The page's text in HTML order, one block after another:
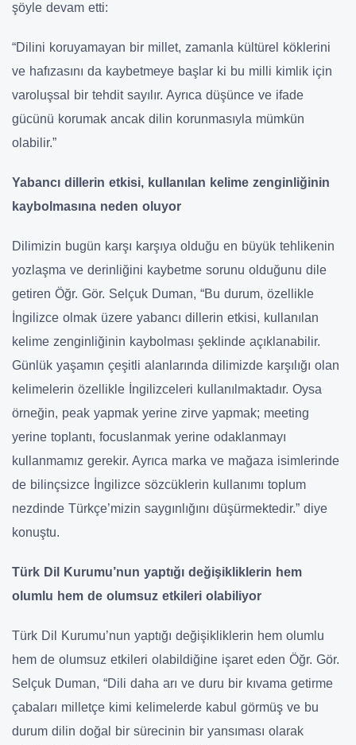
şöyle devam etti:
“Dilini koruyamayan bir millet, zamanla kültürel köklerini
ve hafızasını da kaybetmeye başlar ki bu milli kimlik için
varoluşsal bir tehdit sayılır. Ayrıca düşünce ve ifade
gücünü korumak ancak dilin korunmasıyla mümkün
olabilir.”
Yabancı dillerin etkisi, kullanılan kelime zenginliğinin
kaybolmasına neden oluyor
Dilimizin bugün karşı karşıya olduğu en büyük tehlikenin
yozlaşma ve derinliğini kaybetme sorunu olduğunu dile
getiren Öğr. Gör. Selçuk Duman, “Bu durum, özellikle
İngilizce olmak üzere yabancı dillerin etkisi, kullanılan
kelime zenginliğinin kaybolması şeklinde açıklanabilir.
Günlük yaşamın çeşitli alanlarında dilimizde karşılığı olan
kelimelerin özellikle İngilizceleri kullanılmaktadır. Oysa
örneğin, peak yapmak yerine zirve yapmak; meeting
yerine toplantı, focuslanmak yerine odaklanmayı
kullanmamız gerekir. Ayrıca marka ve mağaza isimlerinde
de bilinçsizce İngilizce sözcüklerin kullanımı toplum
nezdinde Türkçe’mizin saygınlığını düşürmektedir.” diye
konuştu.
Türk Dil Kurumu’nun yaptığı değişikliklerin hem
olumlu hem de olumsuz etkileri olabiliyor
Türk Dil Kurumu’nun yaptığı değişikliklerin hem olumlu
hem de olumsuz etkileri olabildiğine işaret eden Öğr. Gör.
Selçuk Duman, “Dili daha arı ve duru bir kıvama getirme
çabaları milletçe kimi kelimelerde kabul görmüş ve bu
durum dilin doğal bir sürecinin bir yansıması olarak